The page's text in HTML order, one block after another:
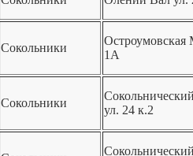
Сокольники
Остроумовская
1А
Сокольники
ул. 24 к.2